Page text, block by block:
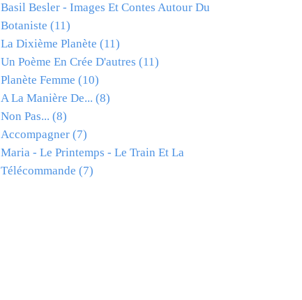
Basil Besler - Images Et Contes Autour Du
Botaniste (11)
La Dixième Planète (11)
Un Poème En Crée D'autres (11)
Planète Femme (10)
A La Manière De... (8)
Non Pas... (8)
Accompagner (7)
Maria - Le Printemps - Le Train Et La
Télécommande (7)